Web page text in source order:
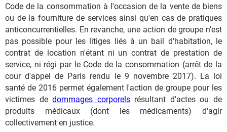
Code de la consommation à l'occasion de la vente de biens
ou de la fourniture de services ainsi qu'en cas de pratiques
anticoncurrentielles. En revanche, une action de groupe n'est
pas possible pour les litiges liés à un bail d'habitation, le
contrat de location n'étant ni un contrat de prestation de
service, ni régi par le Code de la consommation (arrêt de la
cour d'appel de Paris rendu le 9 novembre 2017). La loi
santé de 2016 permet également l'action de groupe pour les
victimes dedommages corporelsrésultant d'actes ou de
produits médicaux (dont les médicaments) d'agir
collectivement en justice.